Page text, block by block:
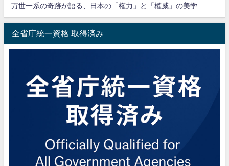
万世一系の奇跡が語る、日本の「權力」と「權威」の美学
全省庁統一資格 取得済み